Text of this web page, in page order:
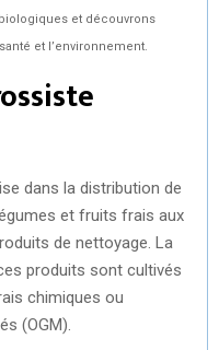
et découvrons
et l’environnement.
dans la distribution de
et fruits frais aux
de nettoyage. La
produits sont cultivés
chimiques ou
(OGM).